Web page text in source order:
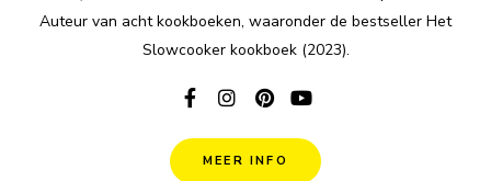
Auteur van acht kookboeken, waaronder de bestseller Het
Slowcooker kookboek (2023).
MEER INFO